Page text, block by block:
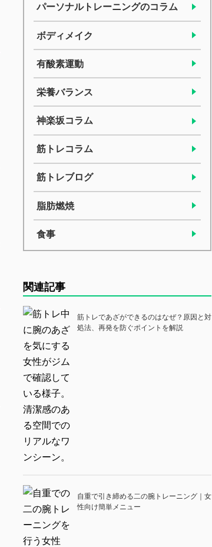
パーソナルトレーニングのコラム
ボディメイク
有酸素運動
栄養バランス
神楽坂コラム
筋トレコラム
筋トレブログ
脂肪燃焼
食事
関連記事
筋トレであざができるのはなぜ？原因と対
処法、再発を防ぐポイントを解説
自重で引き締める二の腕トレーニング｜女
性向け簡単メニュー